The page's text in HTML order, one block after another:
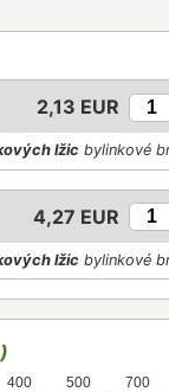
2,13 EUR
lžic bylinkové
4,27 EUR
lžic bylinkové
400 500 700